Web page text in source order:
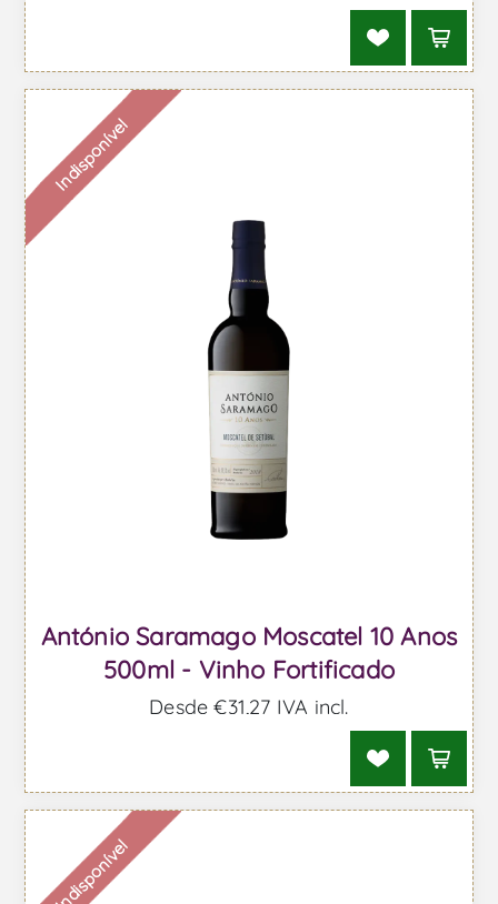
Indisponível
António Saramago Moscatel 10 Anos
500ml - Vinho Fortificado
Desde €31,27 IVA incl.
Indisponível